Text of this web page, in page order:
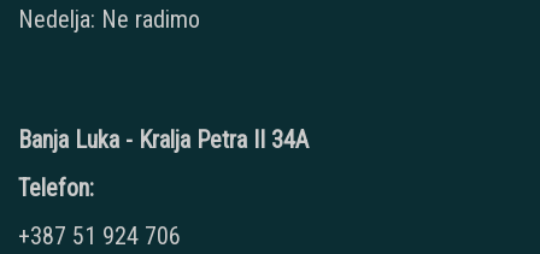
Nedelja: Ne radimo
Banja Luka - Kralja Petra II 34A
Telefon:
+387 51 924 706